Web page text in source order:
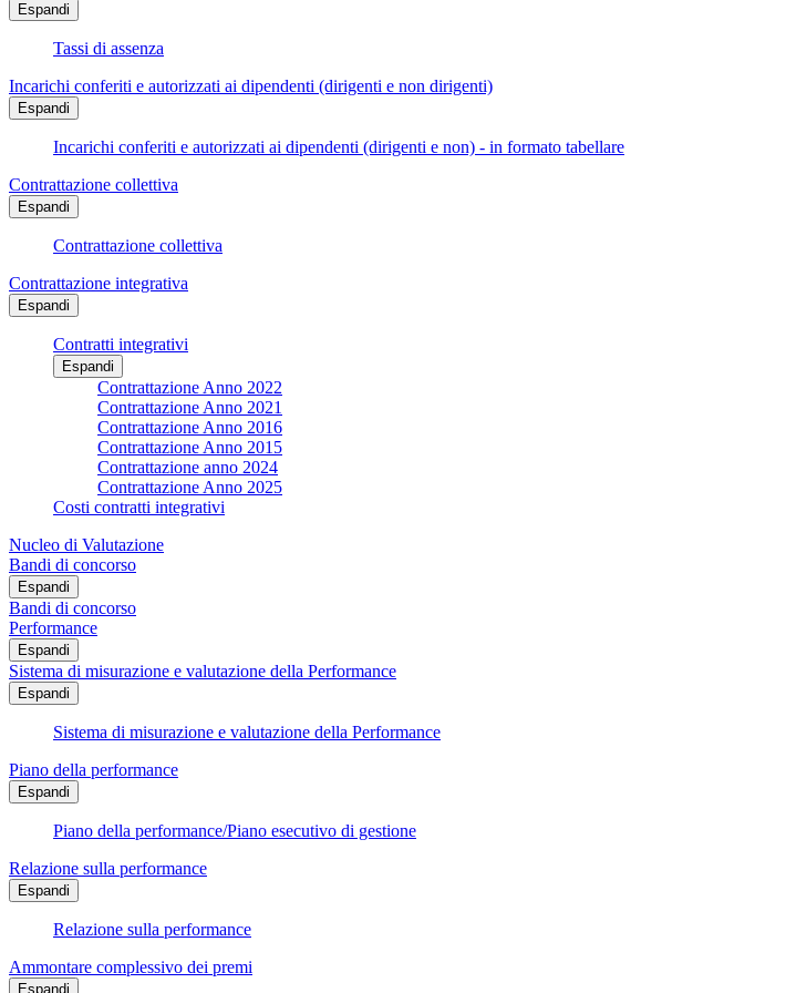
Espandi
Tassi di assenza
Incarichi conferiti e autorizzati ai dipendenti (dirigenti e non dirigenti)
Espandi
Incarichi conferiti e autorizzati ai dipendenti (dirigenti e non) - in formato tabellare
Contrattazione collettiva
Espandi
Contrattazione collettiva
Contrattazione integrativa
Espandi
Contratti integrativi
Espandi
Contrattazione Anno 2022
Contrattazione Anno 2021
Contrattazione Anno 2016
Contrattazione Anno 2015
Contrattazione anno 2024
Contrattazione Anno 2025
Costi contratti integrativi
Nucleo di Valutazione
Bandi di concorso
Espandi
Bandi di concorso
Performance
Espandi
Sistema di misurazione e valutazione della Performance
Espandi
Sistema di misurazione e valutazione della Performance
Piano della performance
Espandi
Piano della performance/Piano esecutivo di gestione
Relazione sulla performance
Espandi
Relazione sulla performance
Ammontare complessivo dei premi
Espandi